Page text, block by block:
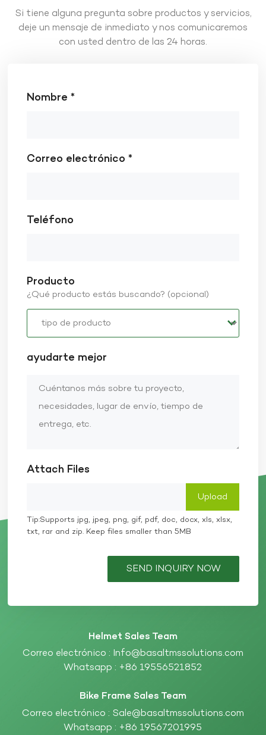
Si tiene alguna pregunta sobre productos y servicios,
deje un mensaje de inmediato y nos comunicaremos
con usted dentro de las 24 horas.
Nombre *
Correo electrónico *
Teléfono
Producto
¿Qué producto estás buscando? (opcional)
ayudarte mejor
Attach Files
Tip:Supports jpg, jpeg, png, gif, pdf, doc, docx, xls, xlsx,
txt, rar and zip. Keep files smaller than 5MB
SEND INQUIRY NOW
Helmet Sales Team
Correo electrónico : Info@basaltmssolutions.com
Whatsapp : +86 19556521852
Bike Frame Sales Team
Correo electrónico : Sale@basaltmssolutions.com
Whatsapp : +86 19567201995